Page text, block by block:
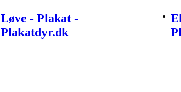
Løve - Plakat -
Plakatdyr.dk